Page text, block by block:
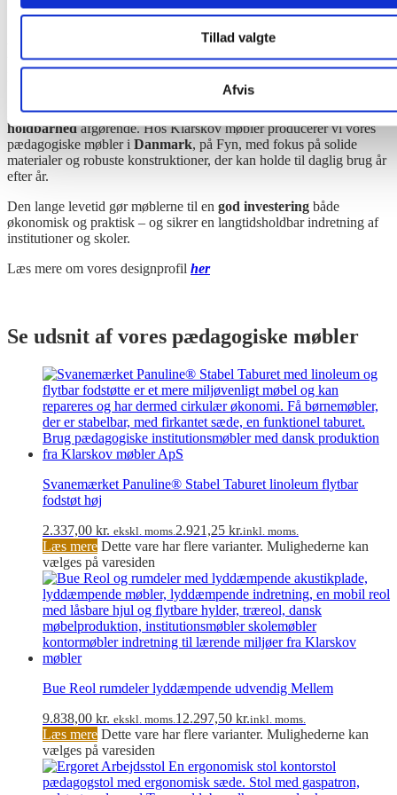
Tillad valgte
Afvis
Danske kvalitetsmøbler – der holder i
mange år
Institutionsmøbler bliver brugt – meget. Derfor erkvalitetog
holdbarhedafgørende. Hos Klarskov møbler producerer vi vores
pædagogiske møbler i Danmark, på Fyn, med fokus på solide
materialer og robuste konstruktioner, der kan holde til daglig brug år
efter år.
Den lange levetid gør møblerne til en god investering både
økonomisk og praktisk – og sikrer en langtidsholdbar indretning af
institutioner og skoler.
Læs mere om vores designprofil her
Se udsnit af vores pædagogiske møbler
Svanemærket Panuline® Stabel Taburet linoleum flytbar
fodstøt høj
2.337,00 kr. ekskl. moms. 2.921,25 kr.inkl. moms.
Læs mere Dette vare har flere varianter. Mulighederne kan
vælges på varesiden
Bue Reol rumdeler lyddæmpende udvendig Mellem
9.838,00 kr. ekskl. moms. 12.297,50 kr.inkl. moms.
Læs mere Dette vare har flere varianter. Mulighederne kan
vælges på varesiden